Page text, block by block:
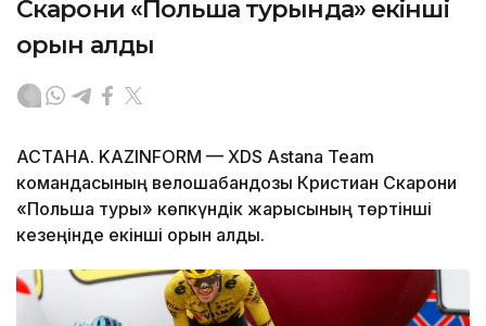
Скарони «Польша турында» екінші
орын алды
АСТАНА. KAZINFORM — XDS Astana Team
командасының велошабандозы Кристиан Скарони
«Польша туры» көпкүндік жарысының төртінші
кезеңінде екінші орын алды.